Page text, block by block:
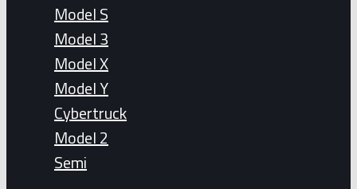
Model S
Model 3
Model X
Model Y
Cybertruck
Model 2
Semi